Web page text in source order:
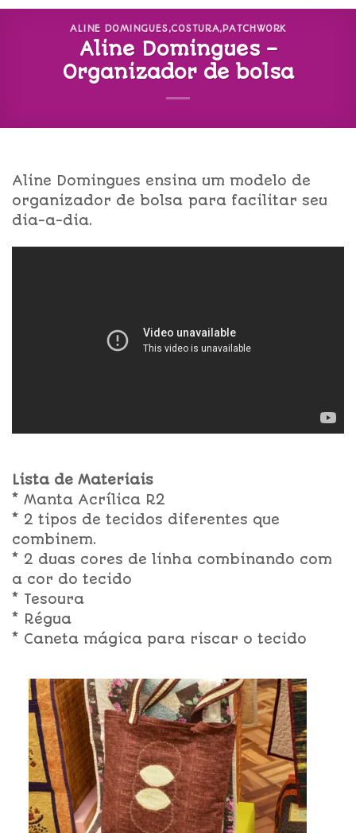
ALINE DOMINGUES,COSTURA, PATCHWORK
Aline Domingues –
Organizador de bolsa
Aline Domingues ensina um modelo de
organizador de bolsa para facilitar seu
dia-a-dia.
Lista de Materiais
* Manta Acrílica R2
* 2 tipos de tecidos diferentes que
combinem.
* 2 duas cores de linha combinando com
a cor do tecido
* Tesoura
* Régua
* Caneta mágica para riscar o tecido